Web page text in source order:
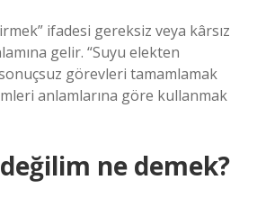
ifadesi gereksiz veya kârsız
gelir. “Suyu elekten
görevleri tamamlamak
anlamlarına göre kullanmak
değilim ne demek?